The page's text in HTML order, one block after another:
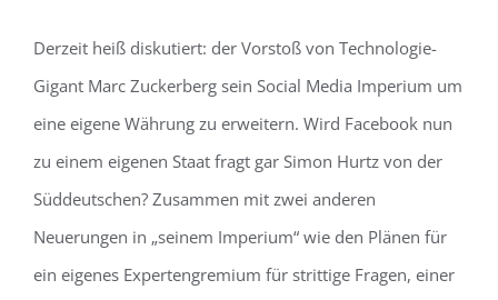
Die Libra: entsteht eine neue Welt-
währungsordnung und ein Web 3.0?
Derzeit heiß diskutiert: der Vorstoß von Technologie-
Gigant Marc Zuckerberg sein Social Media Imperium um
eine eigene Währung zu erweitern. Wird Facebook nun
zu einem eigenen Staat fragt gar Simon Hurtz von der
Süddeutschen? Zusammen mit zwei anderen
Neuerungen in „seinem Imperium“ wie den Plänen für
ein eigenes Expertengremium für strittige Fragen, einer